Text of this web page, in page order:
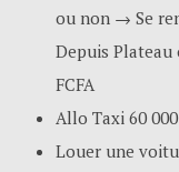
ou non → Se
Depuis Plateau
FCFA
Allo Taxi 60
Louer une